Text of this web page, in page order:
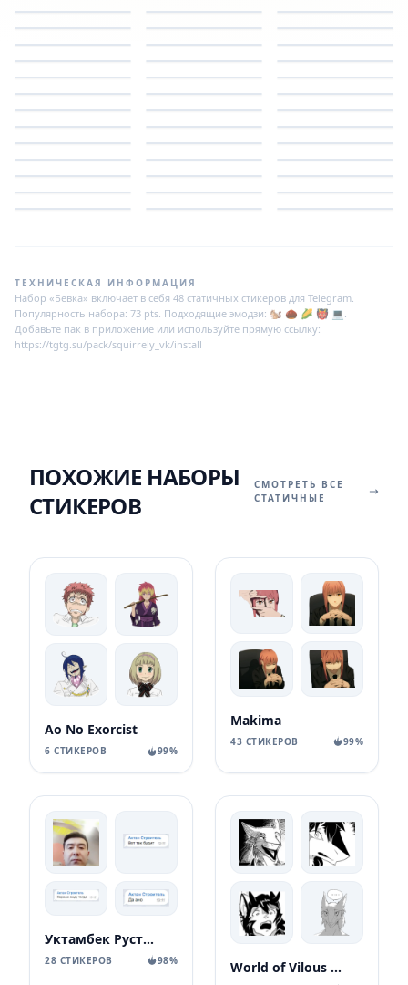
ТЕХНИЧЕСКАЯ ИНФОРМАЦИЯ
Набор «Бевка» включает в себя 48 статичных стикеров для Telegram.
Популярность набора: 73 pts. Подходящие эмодзи: 🐿️ 🌰 🌽 👹 💻.
Добавьте пак в приложение или используйте прямую ссылку:
https://tgtg.su/pack/squirrely_vk/install
ПОХОЖИЕ НАБОРЫ
СТИКЕРОВ
СМОТРЕТЬ ВСЕ
СТАТИЧНЫЕ
Ao No Exorcist
6 СТИКЕРОВ 99%
Makima
43 СТИКЕРОВ 99%
Уктамбек Рустамбекович
28 СТИКЕРОВ 98% World of Vilous [Manga